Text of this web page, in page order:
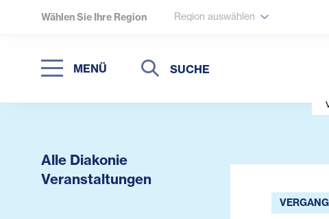
Wählen Sie Ihre Region Region auswählen
MENÜ
Suche
Suche
Alle Diakonie
Veranstaltungen